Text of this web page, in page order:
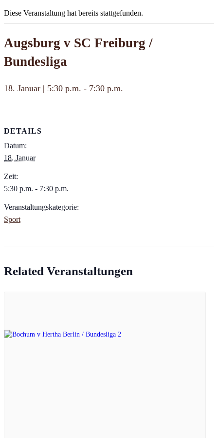
Diese Veranstaltung hat bereits stattgefunden.
Augsburg v SC Freiburg /
Bundesliga
18. Januar | 5:30 p.m. - 7:30 p.m.
DETAILS
Datum:
18. Januar
Zeit:
5:30 p.m. - 7:30 p.m.
Veranstaltungskategorie:
Sport
Related Veranstaltungen